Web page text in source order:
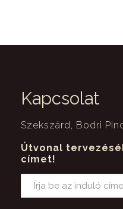
Kapcsolat
Szekszárd, Bodri
Útvonal
címet!